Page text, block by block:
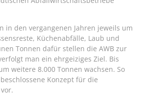
in den vergangenen Jahren jeweils um
Küchenabfälle, Laub und
Tonnen dafür stellen die AWB zur
man ein ehrgeiziges Ziel. Bis
weitere 8.000 Tonnen wachsen. So
Konzept für die